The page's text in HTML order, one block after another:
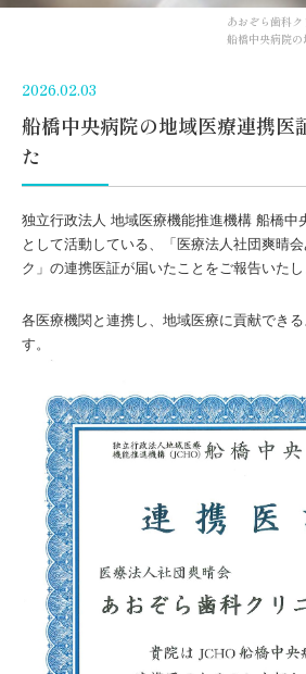
あおぞら歯科
船橋中央病院
2026.02.03
船橋中央病院の地域医療連携医
た
独立行政法人 地域医療機能推進機構 船橋中
として活動している、「医療法人社団爽晴
ク」の連携医証が届いたことをご報告いたし
各医療機関と連携し、地域医療に貢献でき
す。